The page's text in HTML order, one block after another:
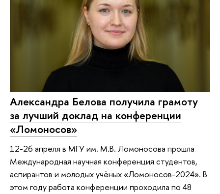
Александра Белова получила грамоту
за лучший доклад на конференции
«Ломоносов»
12-26 апреля в МГУ им. М.В. Ломоносова прошла
Международная научная конференция студентов,
аспирантов и молодых учёных «Ломоносов-2024». В
этом году работа конференции проходила по 48